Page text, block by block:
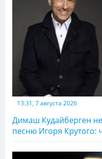
13:31, 7 августа 2026
Димаш Кудайберген
песню Игоря Крутого: